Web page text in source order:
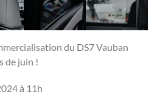
du DS7 Vauban
de juin !
à 11h